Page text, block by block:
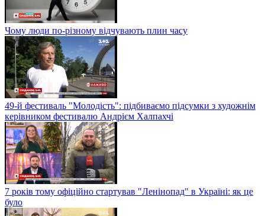
Чому люди по-різному відчувають плин часу
49-й фестиваль "Молодість": підбиваємо підсумки з художнім
керівником фестивалю Андрієм Халпахчі
7 років тому офіційно стартував "Ленінопад" в Україні: як це
було